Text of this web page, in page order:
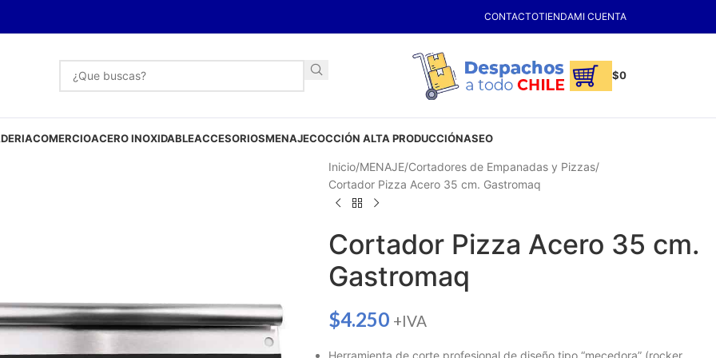
CONTACTOTIENDAMI CUENTA
$0
COMERCIOACERO INOXIDABLEACCESORIOSMENAJECOCCIÓN ALTA PRODUCCIÓNASEO
Inicio MENAJE Cortadores de Empanadas y Pizzas
Cortador Pizza Acero 35 cm. Gastromaq
Cortador Pizza Acero 35 cm.
Gastromaq
$4.250 +IVA
Herramienta de corte profesional de diseño tipo “mecedora” (rocker